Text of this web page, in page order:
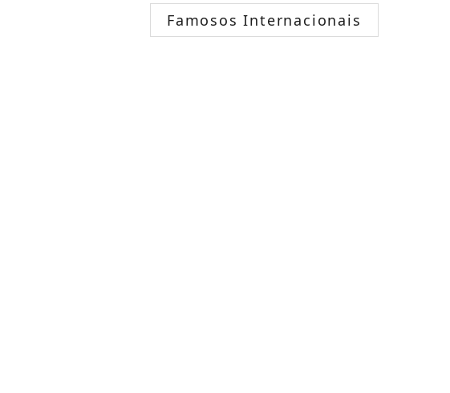
Famosos Internacionais